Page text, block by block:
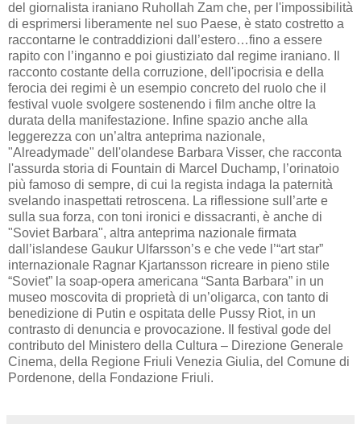
del giornalista iraniano Ruhollah Zam che, per l'impossibilità
di esprimersi liberamente nel suo Paese, è stato costretto a
raccontarne le contraddizioni dall’estero…fino a essere
rapito con l’inganno e poi giustiziato dal regime iraniano. Il
racconto costante della corruzione, dell'ipocrisia e della
ferocia dei regimi è un esempio concreto del ruolo che il
festival vuole svolgere sostenendo i film anche oltre la
durata della manifestazione. Infine spazio anche alla
leggerezza con un’altra anteprima nazionale,
"Alreadymade" dell'olandese Barbara Visser, che racconta
l'assurda storia di Fountain di Marcel Duchamp, l’orinatoio
più famoso di sempre, di cui la regista indaga la paternità
svelando inaspettati retroscena. La riflessione sull’arte e
sulla sua forza, con toni ironici e dissacranti, è anche di
"Soviet Barbara", altra anteprima nazionale firmata
dall’islandese Gaukur Ulfarsson’s e che vede l’“art star”
internazionale Ragnar Kjartansson ricreare in pieno stile
“Soviet” la soap-opera americana “Santa Barbara” in un
museo moscovita di proprietà di un’oligarca, con tanto di
benedizione di Putin e ospitata delle Pussy Riot, in un
contrasto di denuncia e provocazione. Il festival gode del
contributo del Ministero della Cultura – Direzione Generale
Cinema, della Regione Friuli Venezia Giulia, del Comune di
Pordenone, della Fondazione Friuli.